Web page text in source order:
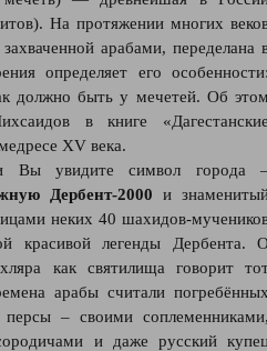
На протяжении многих
арабами, переделана
определяет его
должно быть у мечетей. Об
в книге
XV века.
Вы увидите символ города
Дербент-2000 и
неких 40 шахидов-
красивой легенды Дербента.
как святилища говорит
арабы считали
– своими
и даже русский